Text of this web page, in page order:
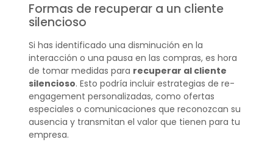
Formas de recuperar a un cliente
silencioso
Si has identificado una disminución en la
interacción o una pausa en las compras, es hora
de tomar medidas para recuperar al cliente
silencioso. Esto podría incluir estrategias de re-
engagement personalizadas, como ofertas
especiales o comunicaciones que reconozcan su
ausencia y transmitan el valor que tienen para tu
empresa.